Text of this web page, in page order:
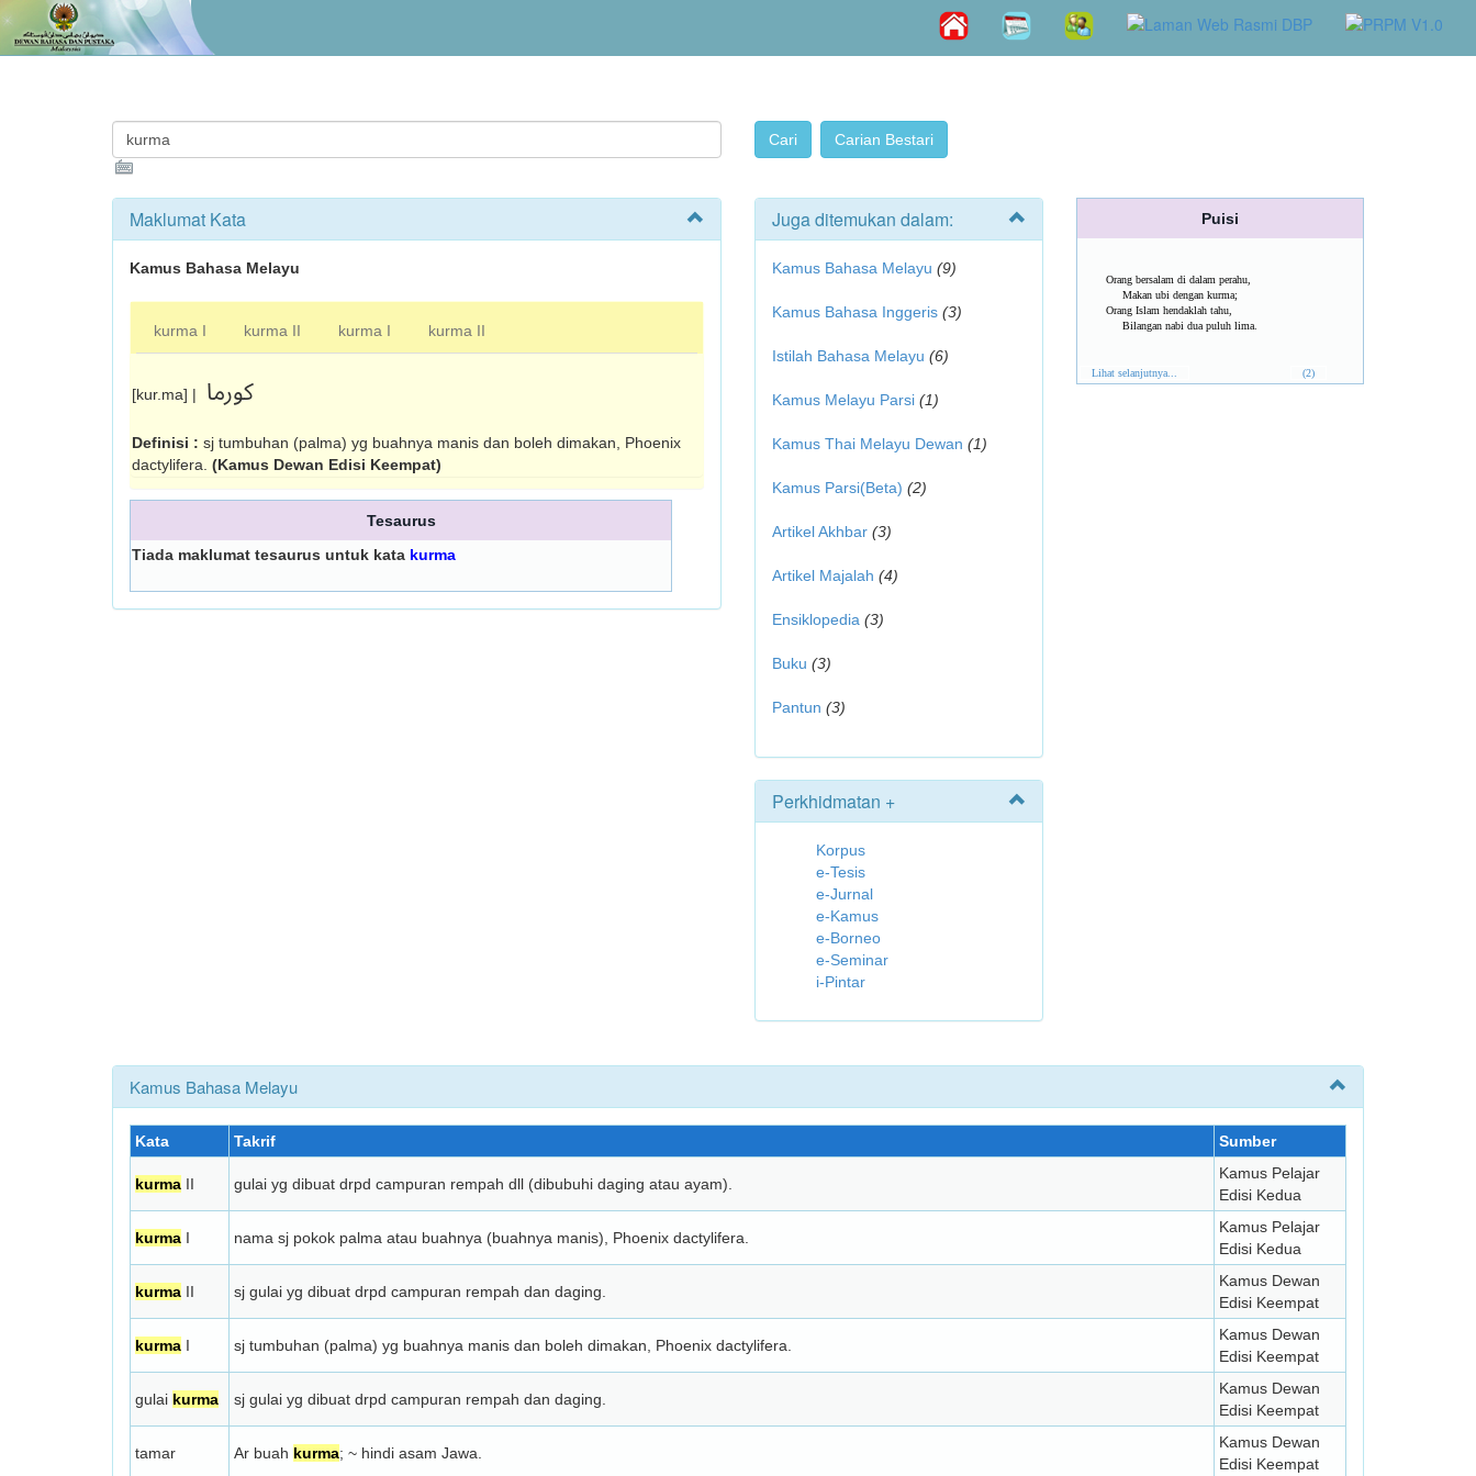
Maklumat Kata
Kamus Bahasa Melayu
kurma I kurma II kurma I kurma II
[kur.ma] | کورما
Definisi : sj tumbuhan (palma) yg buahnya manis dan boleh dimakan, Phoenix
dactylifera. (Kamus Dewan Edisi Keempat)
Tesaurus
Tiada maklumat tesaurus untuk kata kurma
Juga ditemukan dalam:
Kamus Bahasa Melayu (9)
Kamus Bahasa Inggeris (3)
Istilah Bahasa Melayu (6)
Kamus Melayu Parsi (1)
Kamus Thai Melayu Dewan (1)
Kamus Parsi(Beta) (2)
Artikel Akhbar (3)
Artikel Majalah (4)
Ensiklopedia (3)
Buku (3)
Pantun (3)
Perkhidmatan +
Korpus
e-Tesis
e-Jurnal
e-Kamus
e-Borneo
e-Seminar
i-Pintar
Puisi
Orang bersalam di dalam perahu,
Makan ubi dengan kurma;
Orang Islam hendaklah tahu,
Bilangan nabi dua puluh lima.
Lihat selanjutnya... (2)
Kamus Bahasa Melayu
Kata Takrif Sumber
kurma II gulai yg dibuat drpd campuran rempah dll (dibubuhi daging atau ayam).
Kamus Pelajar
Edisi Kedua
kurma I nama sj pokok palma atau buahnya (buahnya manis), Phoenix dactylifera.
Kamus Pelajar
Edisi Kedua
kurma II sj gulai yg dibuat drpd campuran rempah dan daging.
Kamus Dewan
Edisi Keempat
kurma I sj tumbuhan (palma) yg buahnya manis dan boleh dimakan, Phoenix dactylifera.
Kamus Dewan
Edisi Keempat
gulai kurma sj gulai yg dibuat drpd campuran rempah dan daging.
Kamus Dewan
Edisi Keempat
tamar Ar buah kurma; ~ hindi asam Jawa.
Kamus Dewan
Edisi Keempat